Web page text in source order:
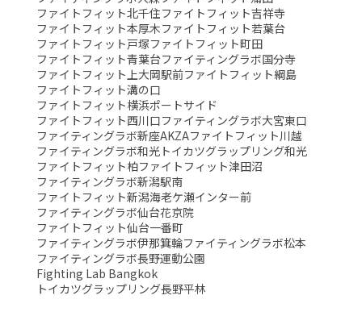
ファイトフィット北千住ファイトフィット吉祥寺
ファイトフィット本厚木ファイトフィット若葉台
ファイトフィット戸塚ファイトフィット町田
ファイトフィット青葉台ファイティングラボ国分寺
ファイトフィット上大岡駅前ファイトフィット綱島
ファイトフィット溝の口
ファイトフィット横浜ポートサイド
ファイトフィット西川口ファイティングラボ大宮東口
ファイティングラボ新座AKZAファイトフィット川越
ファイティングラボ和光トイカツグラップリング和光
ファイトフィット柏ファイトフィット津田沼
ファイティングラボ新潟駅南
ファイトフィット新潟海老ケ瀬インター前
ファイティングラボ仙台花京院
ファイトフィット仙台一番町
ファイティングラボ伊那箕輪ファイティングラボ松本
ファイティングラボ長野運動公園
Fighting Lab Bangkok
トイカツグラップリング長野平林